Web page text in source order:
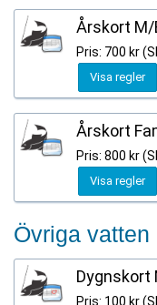
Årskort
Pris: 700 kr
Visa regler
Årskort
Pris: 800 kr
Visa regler
Övriga vatten
Dygnskort
Pris: 100 kr